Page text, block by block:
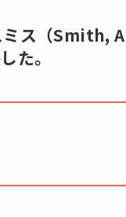
ス（Smith,
た。